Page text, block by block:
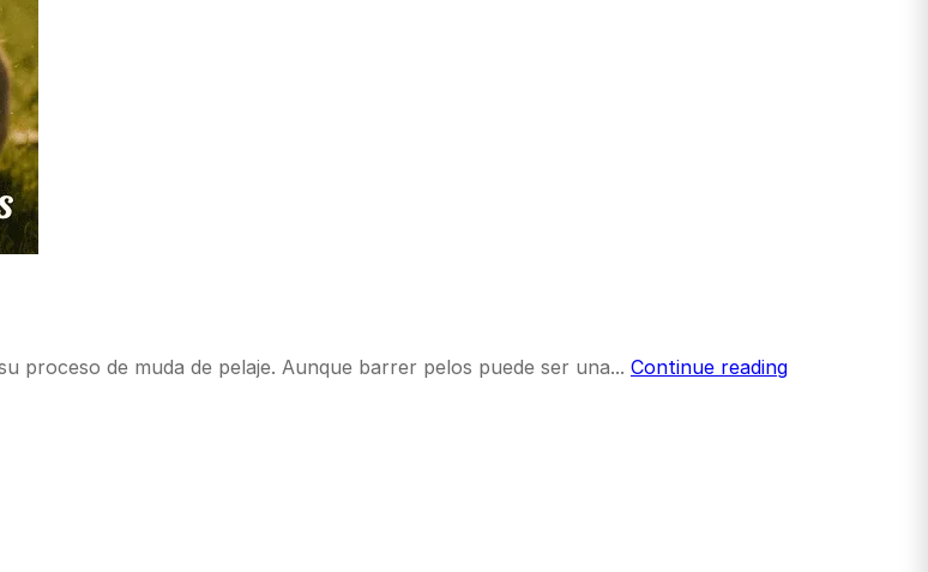
proceso de muda de pelaje. Aunque barrer pelos puede ser una... Continue reading